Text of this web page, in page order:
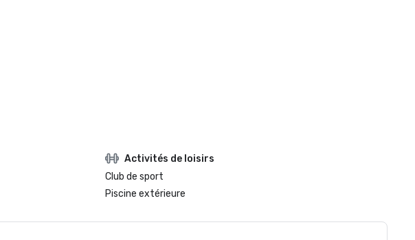
Activités de loisirs
Club de sport
Piscine extérieure